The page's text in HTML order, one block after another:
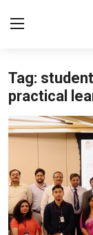
Home
संपर्क करें
देश
राजस्थान
Tag:
practical